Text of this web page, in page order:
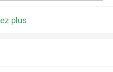
plus